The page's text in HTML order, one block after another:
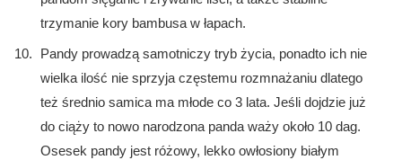
trzymanie kory bambusa w łapach.
Pandy prowadzą samotniczy tryb życia, ponadto ich nie
wielka ilość nie sprzyja częstemu rozmnażaniu dlatego
też średnio samica ma młode co 3 lata. Jeśli dojdzie już
do ciąży to nowo narodzona panda waży około 10 dag.
Osesek pandy jest różowy, lekko owłosiony białym